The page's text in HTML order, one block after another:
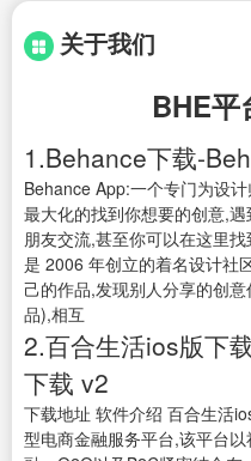
关于我们
BHE平
1.Behance下载-
Behance App:一个专门为设
最大化的找到你想要的创意,
朋友交流,甚至你可以在这里
是 2006 年创立的着名设计社
己的作品,发现别人分享的创
品),相互
2.百合生活ios版下
下载 v2
下载地址 软件介绍 百合生活
型电商金融服务平台,该平台